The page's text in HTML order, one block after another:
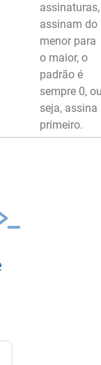
assinaturas,
assinam do
menor para
o maior, o
padrão é
sempre 0,
seja, assina
primeiro.